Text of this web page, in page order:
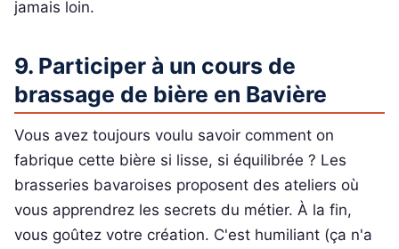
jamais loin.
9. Participer à un cours de
brassage de bière en Bavière
Vous avez toujours voulu savoir comment on
fabrique cette bière si lisse, si équilibrée ? Les
brasseries bavaroises proposent des ateliers où
vous apprendrez les secrets du métier. À la fin,
vous goûtez votre création. C'est humiliant (ça n'a